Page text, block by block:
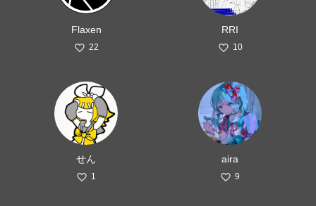
Flaxen
22
RRI
10
せん
1
aira
9